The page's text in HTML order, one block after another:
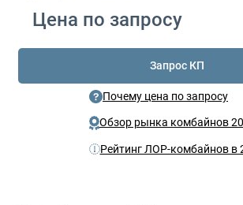
Цена по запросу
Запрос КП
Почему цена по запросу
Обзор рынка комбайнов
Рейтинг ЛОР-комбайнов в